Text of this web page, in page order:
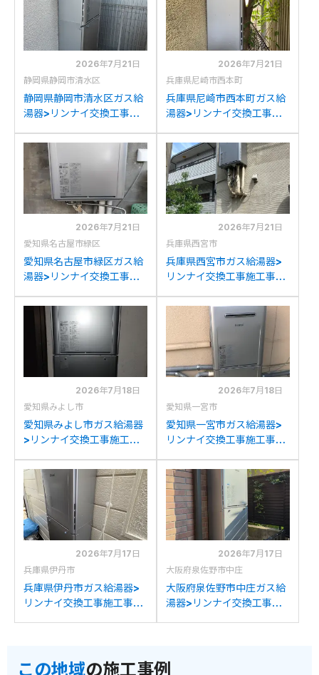
2026年7月21日
静岡県静岡市清水区
静岡県静岡市清水区ガス給
湯器>リンナイ交換工事施
2428SAWXからリンナイ
RUF-K2406SAW(A)への
交換
2026年7月21日
兵庫県尼崎市西本町
兵庫県尼崎市西本町ガス給
湯器>リンナイ交換工事施
V2405AWからリンナイ
RUF-K2406SAW(A)への
交換
2026年7月21日
愛知県名古屋市緑区
愛知県名古屋市緑区ガス給
湯器>リンナイ交換工事施
C2446SAWXDからリン
ナイRUF-K2406SAW(A)
への交換
2026年7月21日
兵庫県西宮市
兵庫県西宮市ガス給湯器>
リンナイ交換工事施工事
2414WKA-Kからリンナイ
RUF-K2406SAW(A)への
交換
2026年7月18日
愛知県みよし市
愛知県みよし市ガス給湯器
>リンナイ交換工事施工事
V2001SAWからリンナイ
RUF-K2406SAW(A)への
交換
2026年7月18日
愛知県一宮市
愛知県一宮市ガス給湯器>
リンナイ交換工事施工事
2045SAWXからリンナイ
RUF-K2406SAW(A)への
交換
2026年7月17日
兵庫県伊丹市
兵庫県伊丹市ガス給湯器>
リンナイ交換工事施工事
への交換
2026年7月17日
大阪府泉佐野市中庄
大阪府泉佐野市中庄ガス給
湯器>リンナイ交換工事施
交換
この地域の施工事例